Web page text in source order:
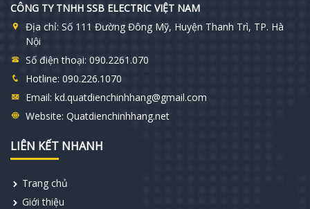
CÔNG TY TNHH SSB ELECTRIC VIỆT NAM
Địa chỉ: Số 111 Đường Đông Mỹ, Huyện Thanh Trì, TP. Hà
Nội
Số điện thoại: 090.2261.070
Hotline: 090.226.1070
Email: kd.quatdienchinhhang@gmail.com
Website: Quatdienchinhhang.net
LIÊN KẾT NHANH
Trang chủ
Giới thiệu